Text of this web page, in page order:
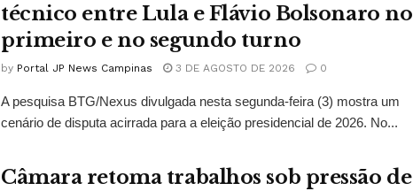
técnico entre Lula e Flávio Bolsonaro no
primeiro e no segundo turno
by Portal JP News Campinas 3 DE AGOSTO DE 2026 0
A pesquisa BTG/Nexus divulgada nesta segunda-feira (3) mostra um
cenário de disputa acirrada para a eleição presidencial de 2026. No...
Câmara retoma trabalhos sob pressão de